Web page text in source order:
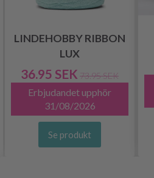
LINDEHOBBY RIBBON
LUX
36.95 SEK 73.95 SEK
Erbjudandet upphör
31/08/2026
Se produkt